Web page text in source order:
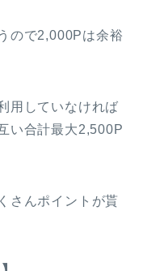
ので2,000Pは余裕
用していなければ
い合計最大2,500P
さんポイントが貰